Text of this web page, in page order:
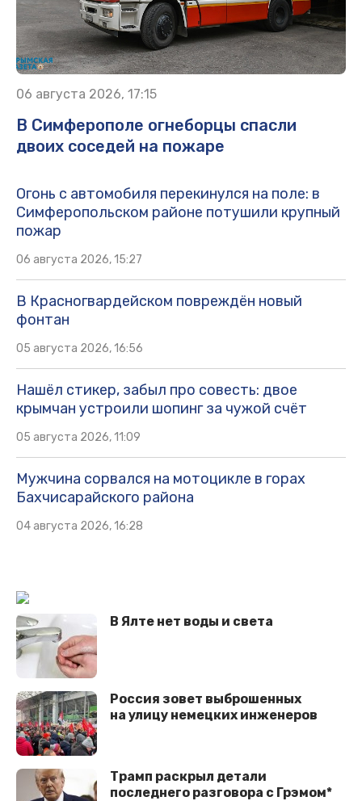
06 августа 2026, 17:15
В Симферополе огнеборцы спасли
двоих соседей на пожаре
Огонь с автомобиля перекинулся на поле: в
Симферопольском районе потушили крупный
пожар
06 августа 2026, 15:27
В Красногвардейском повреждён новый
фонтан
05 августа 2026, 16:56
Нашёл стикер, забыл про совесть: двое
крымчан устроили шопинг за чужой счёт
05 августа 2026, 11:09
Мужчина сорвался на мотоцикле в горах
Бахчисарайского района
04 августа 2026, 16:28
В Ялте нет воды и света
Россия зовет выброшенных
на улицу немецких инженеров
Трамп раскрыл детали
последнего разговора с Грэмом*